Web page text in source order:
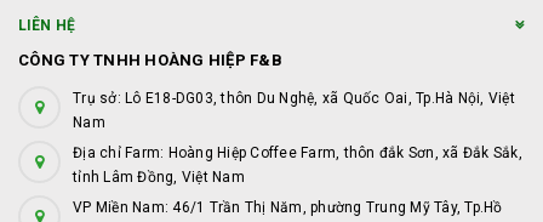
LIÊN HỆ
CÔNG TY TNHH HOÀNG HIỆP F&B
Trụ sở: Lô E18-DG03, thôn Du Nghệ, xã Quốc Oai, Tp.Hà Nội, Việt
Nam
Địa chỉ Farm: Hoàng Hiệp Coffee Farm, thôn đắk Sơn, xã Đắk Sắk,
tỉnh Lâm Đồng, Việt Nam
VP Miền Nam: 46/1 Trần Thị Năm, phường Trung Mỹ Tây, Tp.Hồ